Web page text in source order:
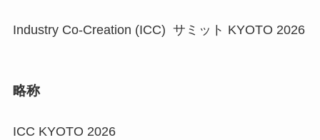
Industry Co-Creation (ICC) サミット KYOTO 2026
略称
ICC KYOTO 2026